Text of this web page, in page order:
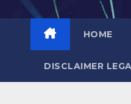
HOME
DISCLAIMER